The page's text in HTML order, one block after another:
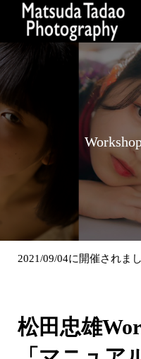
2021/09/04に開催されまし
松田忠雄